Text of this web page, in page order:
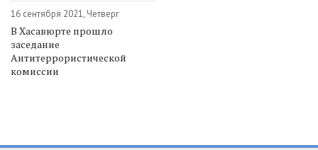
16 сентября 2021, Четверг
В Хасавюрте прошло
заседание
Антитеррористической
комиссии